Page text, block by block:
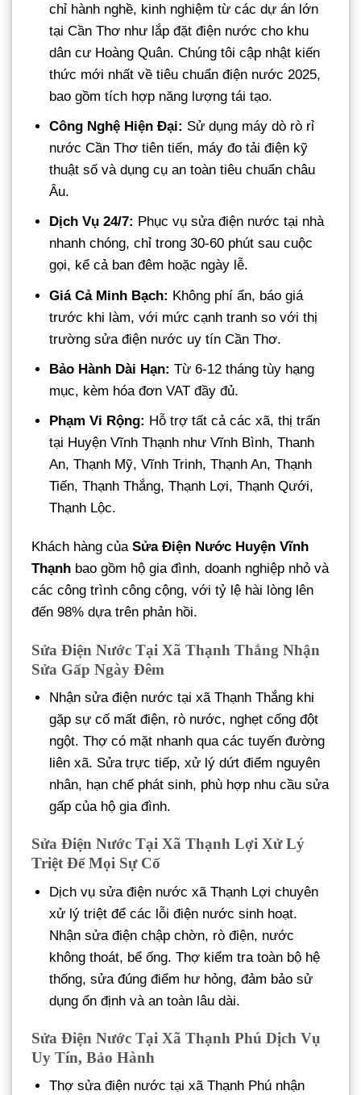
chỉ hành nghề, kinh nghiệm từ các dự án lớn
tại Cần Thơ như lắp đặt điện nước cho khu
dân cư Hoàng Quân. Chúng tôi cập nhật kiến
thức mới nhất về tiêu chuẩn điện nước 2025,
bao gồm tích hợp năng lượng tái tạo.
Công Nghệ Hiện Đại: Sử dụng máy dò rò rỉ
nước Cần Thơ tiên tiến, máy đo tải điện kỹ
thuật số và dụng cụ an toàn tiêu chuẩn châu
Âu.
Dịch Vụ 24/7: Phục vụ sửa điện nước tại nhà
nhanh chóng, chỉ trong 30-60 phút sau cuộc
gọi, kể cả ban đêm hoặc ngày lễ.
Giá Cả Minh Bạch: Không phí ẩn, báo giá
trước khi làm, với mức cạnh tranh so với thị
trường sửa điện nước uy tín Cần Thơ.
Bảo Hành Dài Hạn: Từ 6-12 tháng tùy hạng
mục, kèm hóa đơn VAT đầy đủ.
Phạm Vi Rộng: Hỗ trợ tất cả các xã, thị trấn
tại Huyện Vĩnh Thạnh như Vĩnh Bình, Thanh
An, Thạnh Mỹ, Vĩnh Trinh, Thạnh An, Thạnh
Tiến, Thạnh Thắng, Thạnh Lợi, Thạnh Qưới,
Thạnh Lộc.
Khách hàng của Sửa Điện Nước Huyện Vĩnh
Thạnh bao gồm hộ gia đình, doanh nghiệp nhỏ và
các công trình công cộng, với tỷ lệ hài lòng lên
đến 98% dựa trên phản hồi.
Sửa Điện Nước Tại Xã Thạnh Thắng Nhận
Sửa Gấp Ngày Đêm
Nhận sửa điện nước tại xã Thạnh Thắng khi
gặp sự cố mất điện, rò nước, nghẹt cống đột
ngột. Thợ có mặt nhanh qua các tuyến đường
liên xã. Sửa trực tiếp, xử lý dứt điểm nguyên
nhân, hạn chế phát sinh, phù hợp nhu cầu sửa
gấp của hộ gia đình.
Sửa Điện Nước Tại Xã Thạnh Lợi Xử Lý
Triệt Để Mọi Sự Cố
Dịch vụ sửa điện nước xã Thạnh Lợi chuyên
xử lý triệt để các lỗi điện nước sinh hoạt.
Nhận sửa điện chập chờn, rò điện, nước
không thoát, bể ống. Thợ kiểm tra toàn bộ hệ
thống, sửa đúng điểm hư hỏng, đảm bảo sử
dụng ổn định và an toàn lâu dài.
Sửa Điện Nước Tại Xã Thạnh Phú Dịch Vụ
Uy Tín, Bảo Hành
Thợ sửa điện nước tại xã Thạnh Phú nhận